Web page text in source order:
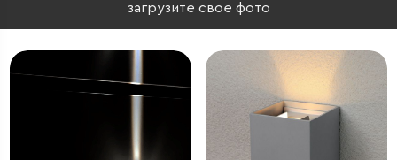
загрузите свое фото